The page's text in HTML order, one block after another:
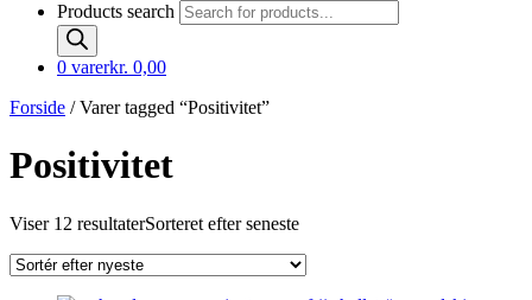
Products search
0 varerkr. 0,00
Forside / Varer tagged “Positivitet”
Positivitet
Viser 12 resultaterSorteret efter seneste